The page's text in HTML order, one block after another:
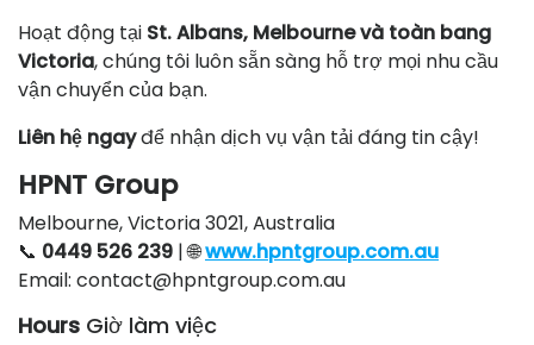
Hoạt động tại St. Albans, Melbourne và toàn bang
Victoria, chúng tôi luôn sẵn sàng hỗ trợ mọi nhu cầu
vận chuyển của bạn.
Liên hệ ngayđể nhận dịch vụ vận tải đáng tin cậy!
HPNT Group
Melbourne, Victoria 3021, Australia
📞 0449 526 239 | 🌐www.hpntgroup.com.au
Email: contact@hpntgroup.com.au
Hours Giờ làm việc